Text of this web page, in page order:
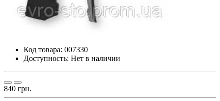
Код товара: 007330
Доступность: Нет в наличии
840 грн.